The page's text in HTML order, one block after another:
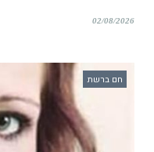
02/08/2026
חם ברשת